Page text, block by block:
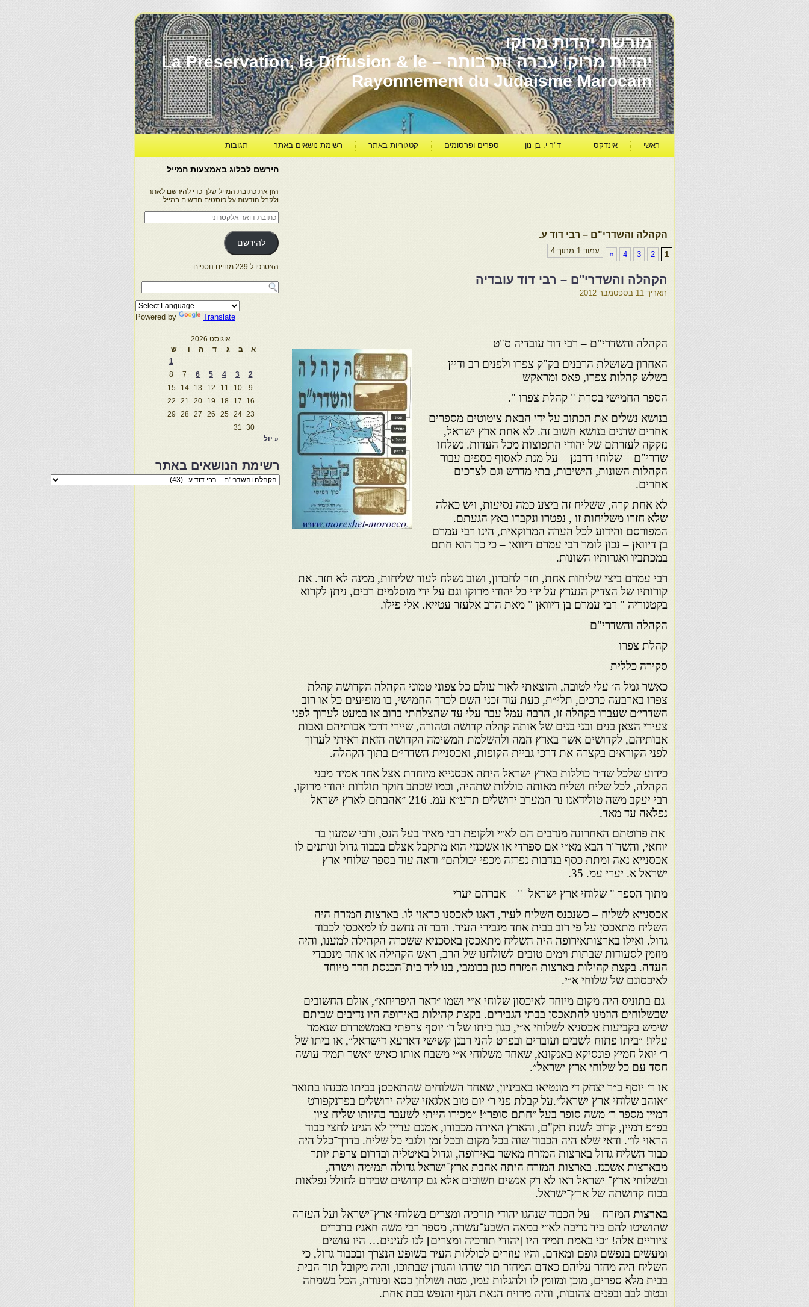
מורשת יהדות מרוקו
יהדות מרוקו עברה ותרבותה – La Préservation, la Diffusion & le
Rayonnement du Judaïsme Marocain
ראשי אינדקס – ד"ר י. בן-נון ספרים ופרסומים קטגוריות באתר רשימת נושאים באתר תגובות
הקהלה והשדרי"ם – רבי דוד ע.
עמוד 1 מתוך 4 1
2
3
4
»
הקהלה והשדרי"ם – רבי דוד עובדיה
תאריך 11 בספטמבר 2012
הקהלה והשדרי"ם – רבי דוד עובדיה ס"ט
האחרון בשושלת הרבנים בק"ק צפרו ולפנים רב ודיין
בשלש קהלות צפרו, פאס ומראקש
הספר החמישי בסרת " קהלת צפרו ".
בנושא נשלים את הכתוב על ידי הבאת ציטוטים מספרים
אחרים שדנים בנושא חשוב זה. לא אחת ארץ ישראל,
נזקקה לעזרתם של יהודי התפוצות מכל העדות. נשלחו
שדרי"ם – שלוחי דרבנן – על מנת לאסוף כספים עבור
הקהלות השונות, הישיבות, בתי מדרש וגם לצרכים
אחרים.
לא אחת קרה, ששליח זה ביצע כמה נסיעות, ויש כאלה
שלא חזרו משליחות זו , נפטרו ונקברו באץ הגעתם.
המפורסם והידוע לכל העדה המרוקאית, הינו רבי עמרם
בן דיוואן – נכון לומר רבי עמרם דיוואן – כי כך הוא חתם
במכתביו ואגרותיו השונות.
רבי עמרם ביצי שליחות אחת, חזר לחברון, ושוב נשלח לעוד שליחות, ממנה לא חזר. את
קורותיו של הצדיק הנערץ על ידי כל יהודי מרוקו וגם על ידי מוסלמים רבים, ניתן לקרוא
בקטגוריה " רבי עמרם בן דיוואן " מאת הרב אלעזר עטייא. אלי פילו.
הקהלה והשדרי"ם
קהלת צפרו
סקירה כללית
כאשר גמל ה׳ עלי לטובה, והוצאתי לאור עולם כל צפוני טמוני הקהלה הקדושה קהלת
צפרו בארבעה כרכים, תלי״ת, כעת עוד זכני השם לכרך החמישי, בו מופיעים כל או רוב
השדרי׳ם שעברו בקהלה זו, הרבה עמל עבר עלי עד שהצלחתי ברוב או במעט לערוך לפני
צעירי הצאן בנים ובני בנים של אותה קהלה קדושה וטהורה, שיירי דרכי אבותיהם ואבות
אבותיהם, לקדושים אשר בארץ המה ולהשלמת המשימה הקדושה הזאת ראיתי לערוך
לפני הקוראים בקצרה את דרכי גביית הקופות, ואכסניית השדרי׳ם בתוך הקהלה.
כידוע שלכל שד׳ר כוללות בארץ ישראל היתה אכסנייא מיוחדת אצל אחד אמיד מבני
הקהלה, לכל שליח ושליח מאותה כוללות שתהיה, וכמו שכתב חוקר תולדות יהודי מרוקו,
רבי יעקב משה טולידאנו נר המערב ירושלים תרע״א עמ. 216 ״אהבתם לארץ ישראל
נפלאה עד מאד.
את פרוטתם האחרונה מנדבים הם לא״י ולקופת רבי מאיר בעל הנס, ורבי שמעון בר
יוחאי, והשד"ר הבא מא״י אם ספרדי או אשכנזי הוא מתקבל אצלם בכבוד גדול ונותנים לו
אכסנייא נאה ומתת כסף בנדבות נפרזה מכפי יכולתם״ וראה עוד בספר שלוחי ארץ
ישראל א. יערי עמ. 35.
מתוך הספר " שלוחי ארץ ישראל " – אברהם יערי
אכסנייא לשליח – כשנכנס השליח לעיר, דאגו לאכסנו כראוי לו. בארצות המזרח היה
השליח מתאכסן על פי רוב בבית אחד מגבירי העיר. ודבר זה נחשב לו למאכסן לכבוד
גדול. ואילו בארצותאירופה היה השליח מתאכסן באסכניא ששכרה הקהילה למענו, והיה
מוזמן לסעודות שבתות וימים טובים לשולחנו של הרב, ראש הקהילה או אחד מנכבדי
העדה. בקצת קהילות בארצות המזרח כגון בבומבי, בנו ליד בית־הכנסת חדר מיוחד
לאיכסונם של שלוחי א״י.
גם בתוניס היה מקום מיוחד לאיכסון שלוחי א״י ושמו ״דאר היפריחא״, אולם החשובים
שבשלוחים הוזמנו להתאכסן בבתי הגבירים. בקצת קהילות באירופה היו נדיבים שביתם
שימש בקביעות אכסניא לשלוחי א״י, כגון ביתו של ר׳ יוסף צרפתי באמשטרדם שנאמר
עליו! ״ביתו פתוח לשבים ועוברים ובפרט להני רבנן קשישי דארעא דישראל״, או ביתו של
ר׳ יואל חמיץ פונסיקא באנקונא, שאחד משלוחי א״י משבח אותו כאיש ״אשר תמיד עושה
חסד עם כל שלוחי ארץ ישראל״.
או ר׳ יוסף ב״ר יצחק די מונטיאו באביניון, שאחד השלוחים שהתאכסן בביתו מכנהו בתואר
״אוהב שלוחי ארץ ישראל״.על קבלת פני ר׳ יום טוב אלגאזי שליה ירושלים בפרנקפורט
דמיין מספר ר׳ משה סופר בעל ״חתם סופר״! ״מכירו הייתי לשעבר בהיותו שליח ציון
בפ״פ דמיין, קרוב לשנת תק"ם, והארץ האירה מכבודו, אמנם עדיין לא הגיע לחצי כבוד
הראוי לו״. ודאי שלא היה הכבוד שוה בכל מקום ובכל זמן ולגבי כל שליח. בדרך־כלל היה
כבוד השליח גדול בארצות המזרח מאשר באירופה, וגדול באיטליה ובדרום צרפת יותר
מבארצות אשכנז. בארצות המזרח היתה אהבת ארץ־ישראל גדולה תמימה וישרה,
ובשלוחי ארץ־ ישראל ראו לא רק אנשים חשובים אלא גם קדושים שבידם לחולל נפלאות
בכוח קדושתה של ארץ־ישראל.
בארצות המזרח – על הכבוד שנהגו יהודי תורכיה ומצרים בשלוחי ארץ־ישראל ועל העזרה
שהושיטו להם ביד נדיבה לא״י במאה השבע־עשרה, מספר רבי משה חאגיז בדברים
ציוריים אלה! ״כי באמת תמיד היו [יהודי תורכיה ומצרים] לנו לעינים… היו עושים
ומעשים בנפשם גופם ומאדם, והיו עוזרים לכוללות העיר בשופע הנצרך ובכבוד גדול, כי
השליח היה מחזר עליהם כאדם המחזר תוך שדהו והגורן שבתוכו, והיה מקובל תוך הבית
בבית מלא ספרים, מוכן ומזומן לו ולהגלות עמו, מטה ושולחן כסא ומנורה, הכל בשמחה
ובטוב לבב ובפנים צהובות, והיה מרויח הנאת הגוף והנפש בבת אחת.
הירשם לבלוג באמצעות המייל
הזן את כתובת המייל שלך כדי להירשם לאתר
ולקבל הודעות על פוסטים חדשים במייל.
כתובת
דואר
אלקטרוני
להירשם
הצטרפו ל 239 מנויים נוספים
Powered by Translate
אוגוסט 2026
א
ב ג ד ה ו
ש
1
2
3
4
5
6
7
8
9
10
11
12
13
14
15
16
17
18
19
20
21
22
23
24
25
26
27
28
29
30
31
« יול
רשימת הנושאים באתר
רשימת
הנושאים